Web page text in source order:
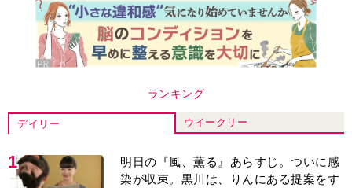
ランキング
デイリー ウイークリー
1
明日の『風、薫る』あらすじ。ついに感
染が収束。黒川は、りんにある提案をす